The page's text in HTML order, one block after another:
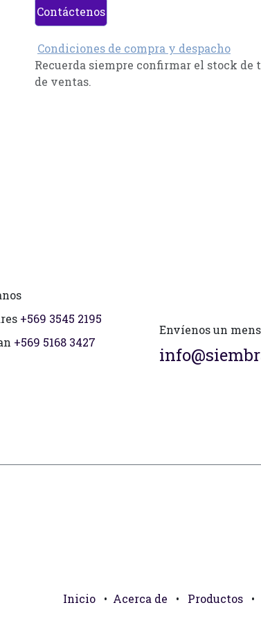
Contáctenos
Condiciones de compra y despacho
Recuerda siempre confirmar el stock de
de ventas.
+569 3545 2195
+569 5168 3427
Envíenos un
Inicio • Acerca de • Productos •